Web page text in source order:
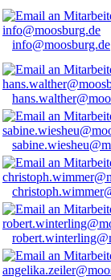
info@moosburg.de